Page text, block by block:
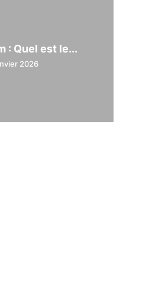
: Quel est le...
2026